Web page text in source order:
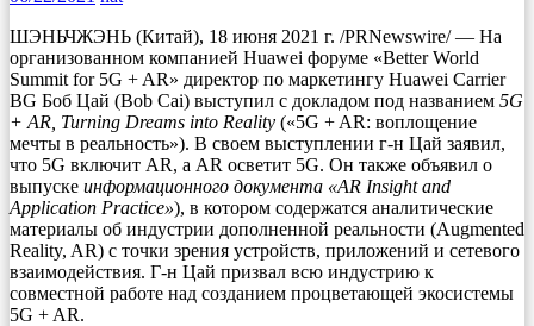
ШЭНЬЧЖЭНЬ (Китай), 18 июня 2021 г. /PRNewswire/ — На
организованном компанией Huawei форуме «Better World
Summit for 5G + AR» директор по маркетингу Huawei Carrier
BG Боб Цай (Bob Cai) выступил с докладом под названием 5G
+ AR, Turning Dreams into Reality («5G + AR: воплощение
мечты в реальность»). В своем выступлении г-н Цай заявил,
что 5G включит AR, а AR осветит 5G. Он также объявил о
выпуске информационного документа «AR Insight and
Application Practice»), в котором содержатся аналитические
материалы об индустрии дополненной реальности (Augmented
Reality, AR) с точки зрения устройств, приложений и сетевого
взаимодействия. Г-н Цай призвал всю индустрию к
совместной работе над созданием процветающей экосистемы
5G + AR.